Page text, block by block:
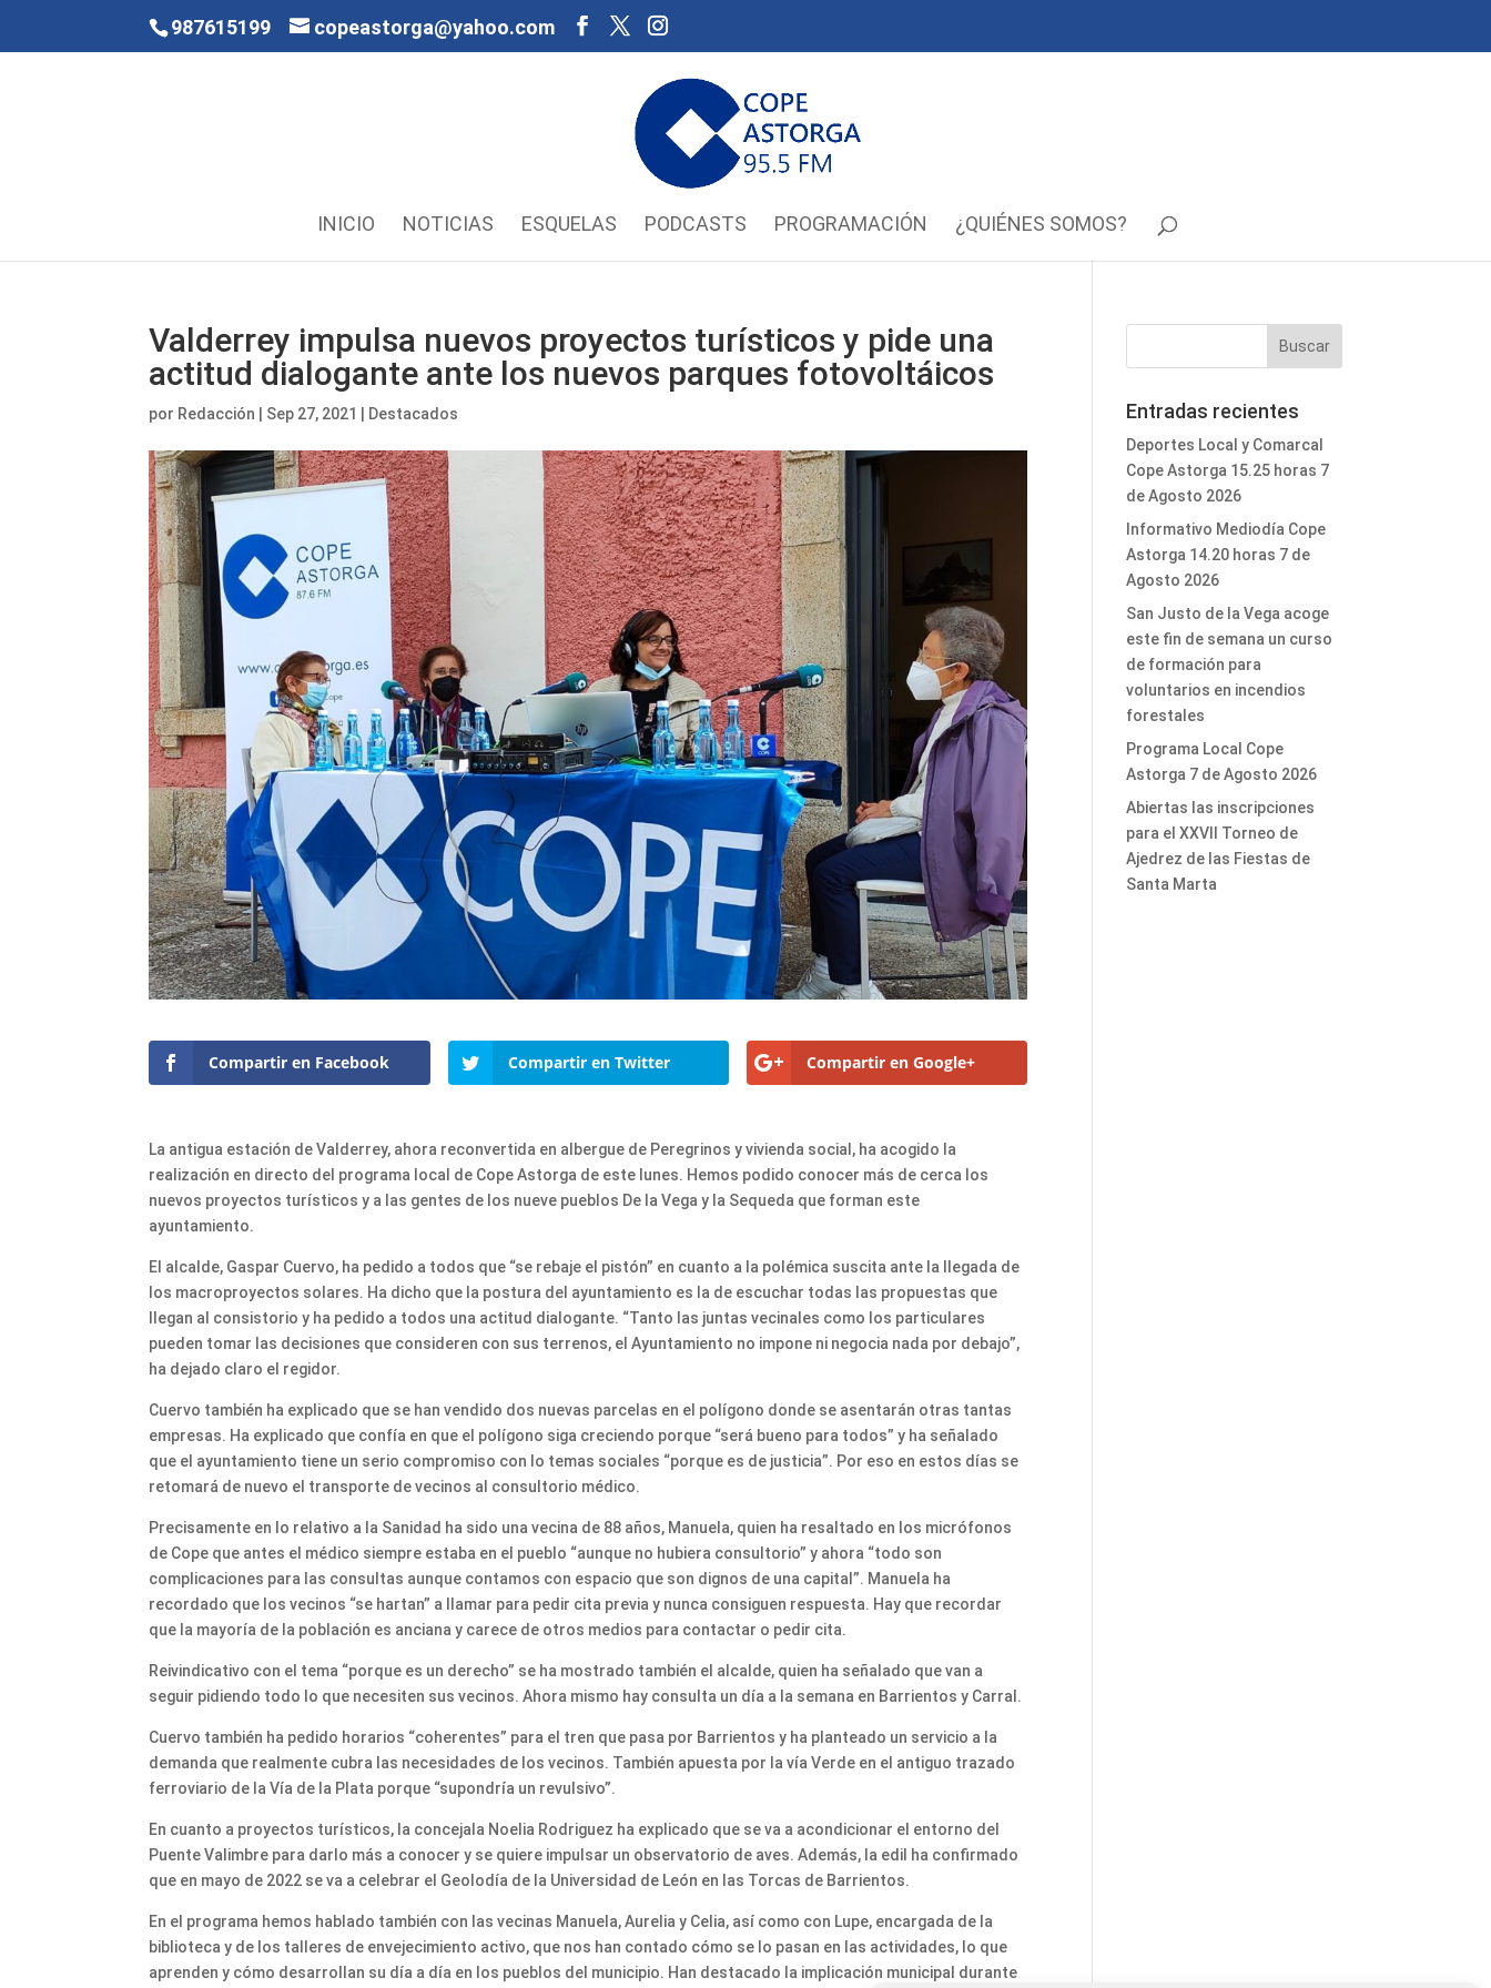
987615199 copeastorga@yahoo.com
INICIO NOTICIAS ESQUELAS PODCASTS PROGRAMACIÓN ¿QUIÉNES SOMOS?
Valderrey impulsa nuevos proyectos turísticos y pide una
actitud dialogante ante los nuevos parques fotovoltáicos
por Redacción Sep 27, 2021 Destacados
Compartir en Facebook Compartir en Twitter Compartir en Google+
La antigua estación de Valderrey, ahora reconvertida en albergue de Peregrinos y vivienda social, ha acogido la
realización en directo del programa local de Cope Astorga de este lunes. Hemos podido conocer más de cerca los
nuevos proyectos turísticos y a las gentes de los nueve pueblos De la Vega y la Sequeda que forman este
ayuntamiento.
El alcalde, Gaspar Cuervo, ha pedido a todos que “se rebaje el pistón” en cuanto a la polémica suscita ante la llegada de
los macroproyectos solares. Ha dicho que la postura del ayuntamiento es la de escuchar todas las propuestas que
llegan al consistorio y ha pedido a todos una actitud dialogante. “Tanto las juntas vecinales como los particulares
pueden tomar las decisiones que consideren con sus terrenos, el Ayuntamiento no impone ni negocia nada por debajo”,
ha dejado claro el regidor.
Cuervo también ha explicado que se han vendido dos nuevas parcelas en el polígono donde se asentarán otras tantas
empresas. Ha explicado que confía en que el polígono siga creciendo porque “será bueno para todos” y ha señalado
que el ayuntamiento tiene un serio compromiso con lo temas sociales “porque es de justicia”. Por eso en estos días se
retomará de nuevo el transporte de vecinos al consultorio médico.
Precisamente en lo relativo a la Sanidad ha sido una vecina de 88 años, Manuela, quien ha resaltado en los micrófonos
de Cope que antes el médico siempre estaba en el pueblo “aunque no hubiera consultorio” y ahora “todo son
complicaciones para las consultas aunque contamos con espacio que son dignos de una capital”. Manuela ha
recordado que los vecinos “se hartan” a llamar para pedir cita previa y nunca consiguen respuesta. Hay que recordar
que la mayoría de la población es anciana y carece de otros medios para contactar o pedir cita.
Reivindicativo con el tema “porque es un derecho” se ha mostrado también el alcalde, quien ha señalado que van a
seguir pidiendo todo lo que necesiten sus vecinos. Ahora mismo hay consulta un día a la semana en Barrientos y Carral.
Cuervo también ha pedido horarios “coherentes” para el tren que pasa por Barrientos y ha planteado un servicio a la
demanda que realmente cubra las necesidades de los vecinos. También apuesta por la vía Verde en el antiguo trazado
ferroviario de la Vía de la Plata porque “supondría un revulsivo”.
En cuanto a proyectos turísticos, la concejala Noelia Rodriguez ha explicado que se va a acondicionar el entorno del
Puente Valimbre para darlo más a conocer y se quiere impulsar un observatorio de aves. Además, la edil ha confirmado
que en mayo de 2022 se va a celebrar el Geolodía de la Universidad de León en las Torcas de Barrientos.
En el programa hemos hablado también con las vecinas Manuela, Aurelia y Celia, así como con Lupe, encargada de la
biblioteca y de los talleres de envejecimiento activo, que nos han contado cómo se lo pasan en las actividades, lo que
aprenden y cómo desarrollan su día a día en los pueblos del municipio. Han destacado la implicación municipal durante
Entradas recientes
Deportes Local y Comarcal
Cope Astorga 15.25 horas 7
de Agosto 2026
Informativo Mediodía Cope
Astorga 14.20 horas 7 de
Agosto 2026
San Justo de la Vega acoge
este fin de semana un curso
de formación para
voluntarios en incendios
forestales
Programa Local Cope
Astorga 7 de Agosto 2026
Abiertas las inscripciones
para el XXVII Torneo de
Ajedrez de las Fiestas de
Santa Marta